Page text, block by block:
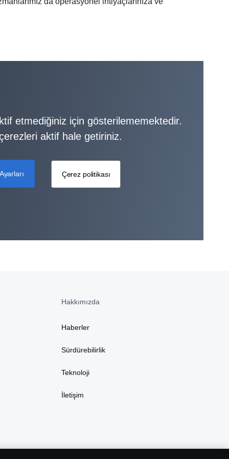
etmediğiniz için gösterilememektedir.
aktif hale getiriniz.
Çerez politikası
Hakkımızda
Haberler
Sürdürebilirlik
Teknoloji
İletişim